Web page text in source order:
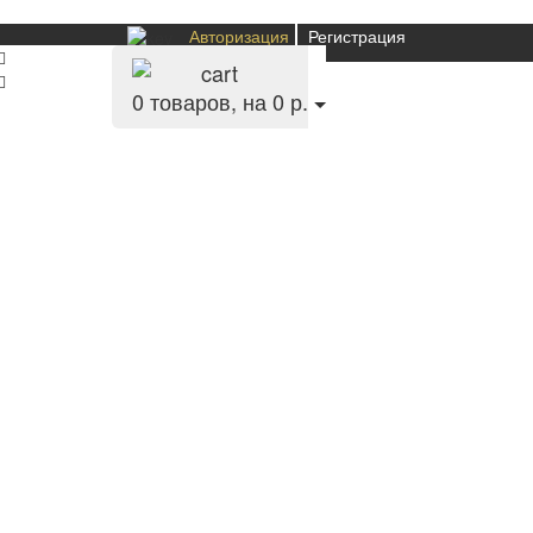
Авторизация
Регистрация
0 товаров, на 0 р.